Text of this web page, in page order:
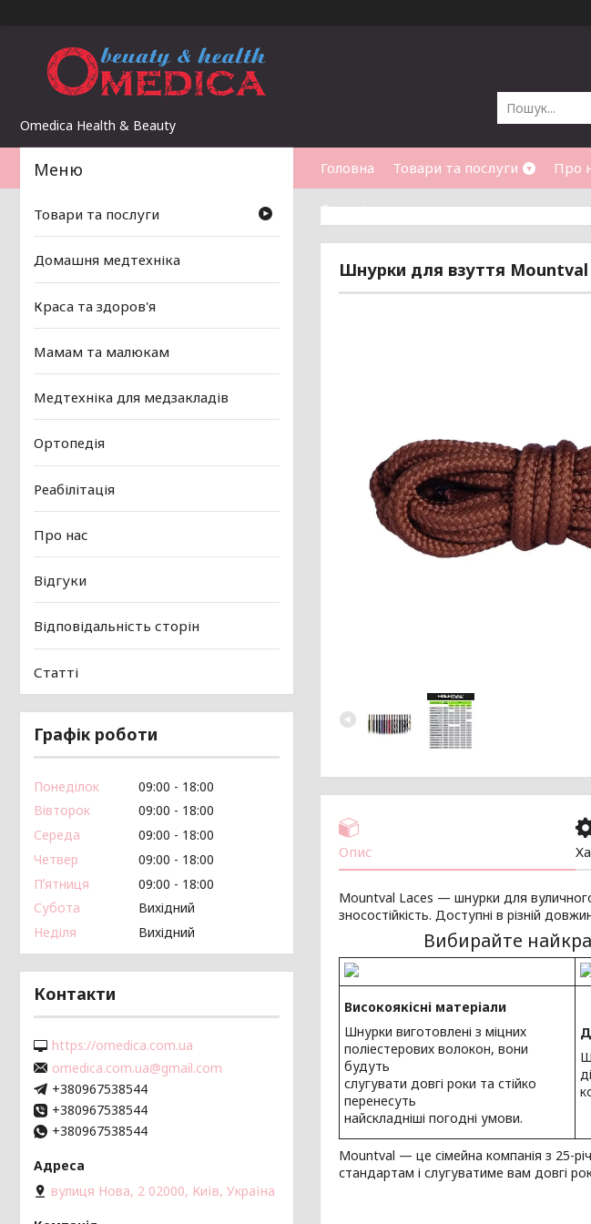
Omedica Health & Beauty
Головна Товари та послуги Про
Статті
Шнурки для взуття Mountval
Опис
Mountval Laces — шнурки для
зносостійкість. Доступні в різній
Вибирайте
Високоякісні матеріали
Шнурки виготовлені з міцних
поліестерових волокон, вони
будуть
слугувати довгі роки та стійко
перенесуть
найскладніші погодні умови.
Mountval — це сімейна компанія з 25-
стандартам і слугуватиме вам довгі
Товари та послуги
Домашня медтехніка
Краса та здоров'я
Мамам та малюкам
Медтехніка для медзакладів
Ортопедія
Реабілітація
Про нас
Відгуки
Відповідальність сторін
Статті
Графік роботи
Понеділок 09:00
18:00
Вівторок
09:00
18:00
Середа
09:00
18:00
Четвер
09:00
18:00
Пʼятниця
09:00
18:00
Субота
Вихідний
Неділя
Вихідний
Контакти
https://omedica.com.ua
omedica.com.ua@gmail.com
+380967538544
+380967538544
+380967538544
вулиця Нова, 2 02000, Київ, Україна